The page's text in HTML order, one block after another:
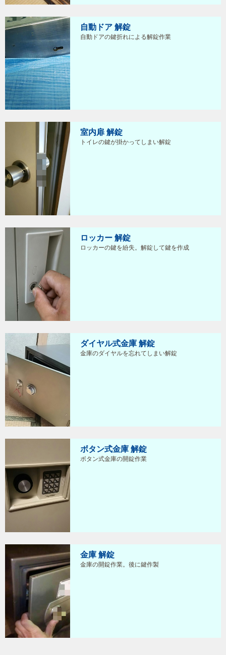
自動ドア 解錠
自動ドアの鍵折れによる解錠作業
室内扉 解錠
トイレの鍵が掛かってしまい解錠
ロッカー 解錠
ロッカーの鍵を紛失。解錠して鍵を作成
ダイヤル式金庫 解錠
金庫のダイヤルを忘れてしまい解錠
ボタン式金庫 解錠
ボタン式金庫の開錠作業
金庫 解錠
金庫の開錠作業。後に鍵作製